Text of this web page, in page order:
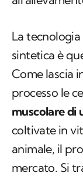
La
sintetica è
Come lascia
processo le
muscolare di
coltivate in
animale, il
mercato. Si